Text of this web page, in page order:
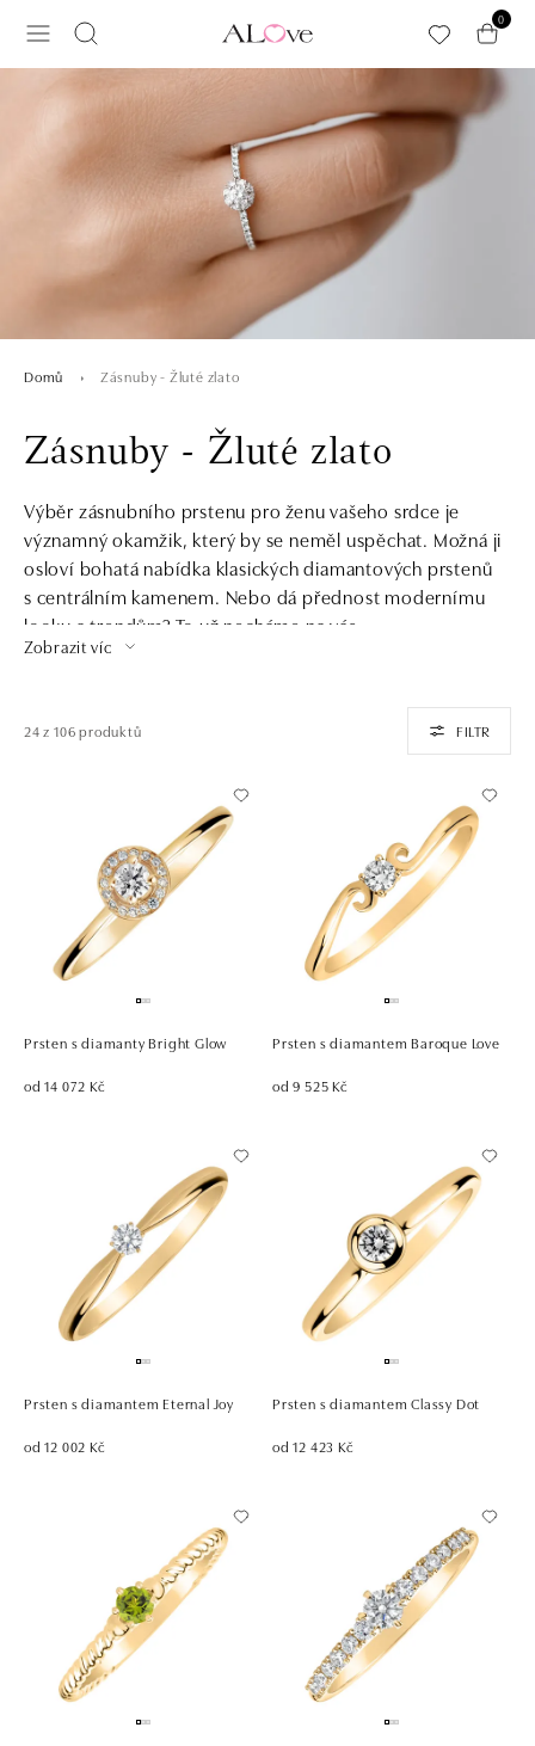
0
Domů Zásnuby - Žluté zlato
Zásnuby - Žluté zlato
Výběr zásnubního prstenu pro ženu vašeho srdce je
významný okamžik, který by se neměl uspěchat. Možná ji
osloví bohatá nabídka klasických diamantových prstenů
s centrálním kamenem. Nebo dá přednost modernímu
looku a trendům? To už necháme na vás.
Zobrazit víc
24 z 106 produktů FILTR
Prsten s diamanty Bright Glow
od 14 072 Kč
Prsten s diamantem Baroque Love
od 9 525 Kč
Prsten s diamantem Eternal Joy
od 12 002 Kč
Prsten s diamantem Classy Dot
od 12 423 Kč